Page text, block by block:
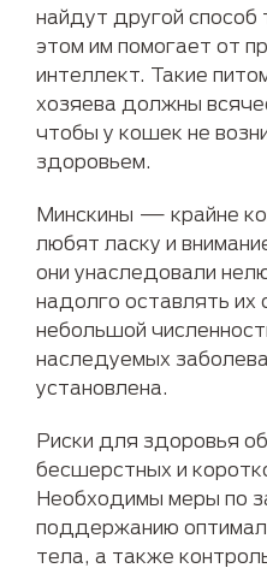
найдут другой
этом им помогает от
интеллект. Такие
хозяева должны
чтобы у кошек не
здоровьем.
Минскины — крайне
любят ласку и
они унаследовали
надолго оставлять их
небольшой
наследуемых
установлена.
Риски для здоровья
бесшерстных и
Необходимы меры по
поддержанию
тела, а также